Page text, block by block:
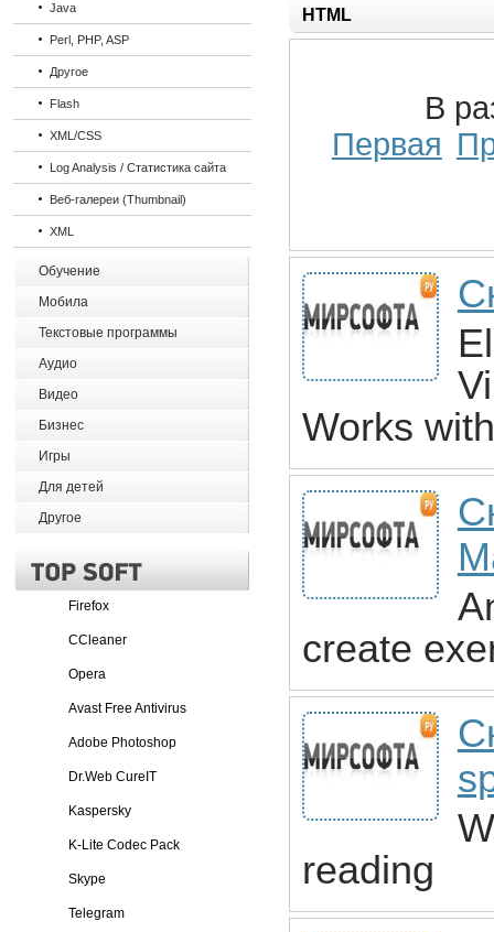
Java
Perl, PHP, ASP
Другое
Flash
XML/CSS
Log Analysis / Статистика сайта
Веб-галереи (Thumbnail)
XML
Обучение
Мобила
Текстовые программы
Аудио
Видео
Бизнес
Игры
Для детей
Другое
Firefox
CCleaner
Opera
Avast Free Antivirus
Adobe Photoshop
Dr.Web CureIT
Kaspersky
K-Lite Codec Pack
Skype
Telegram
HTML
В
Первая
Works
create
reading